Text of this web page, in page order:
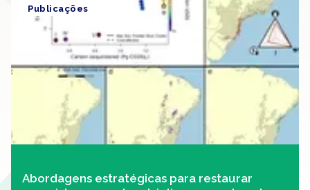
Abordagens estratégicas para restaurar
Publicações Artigo